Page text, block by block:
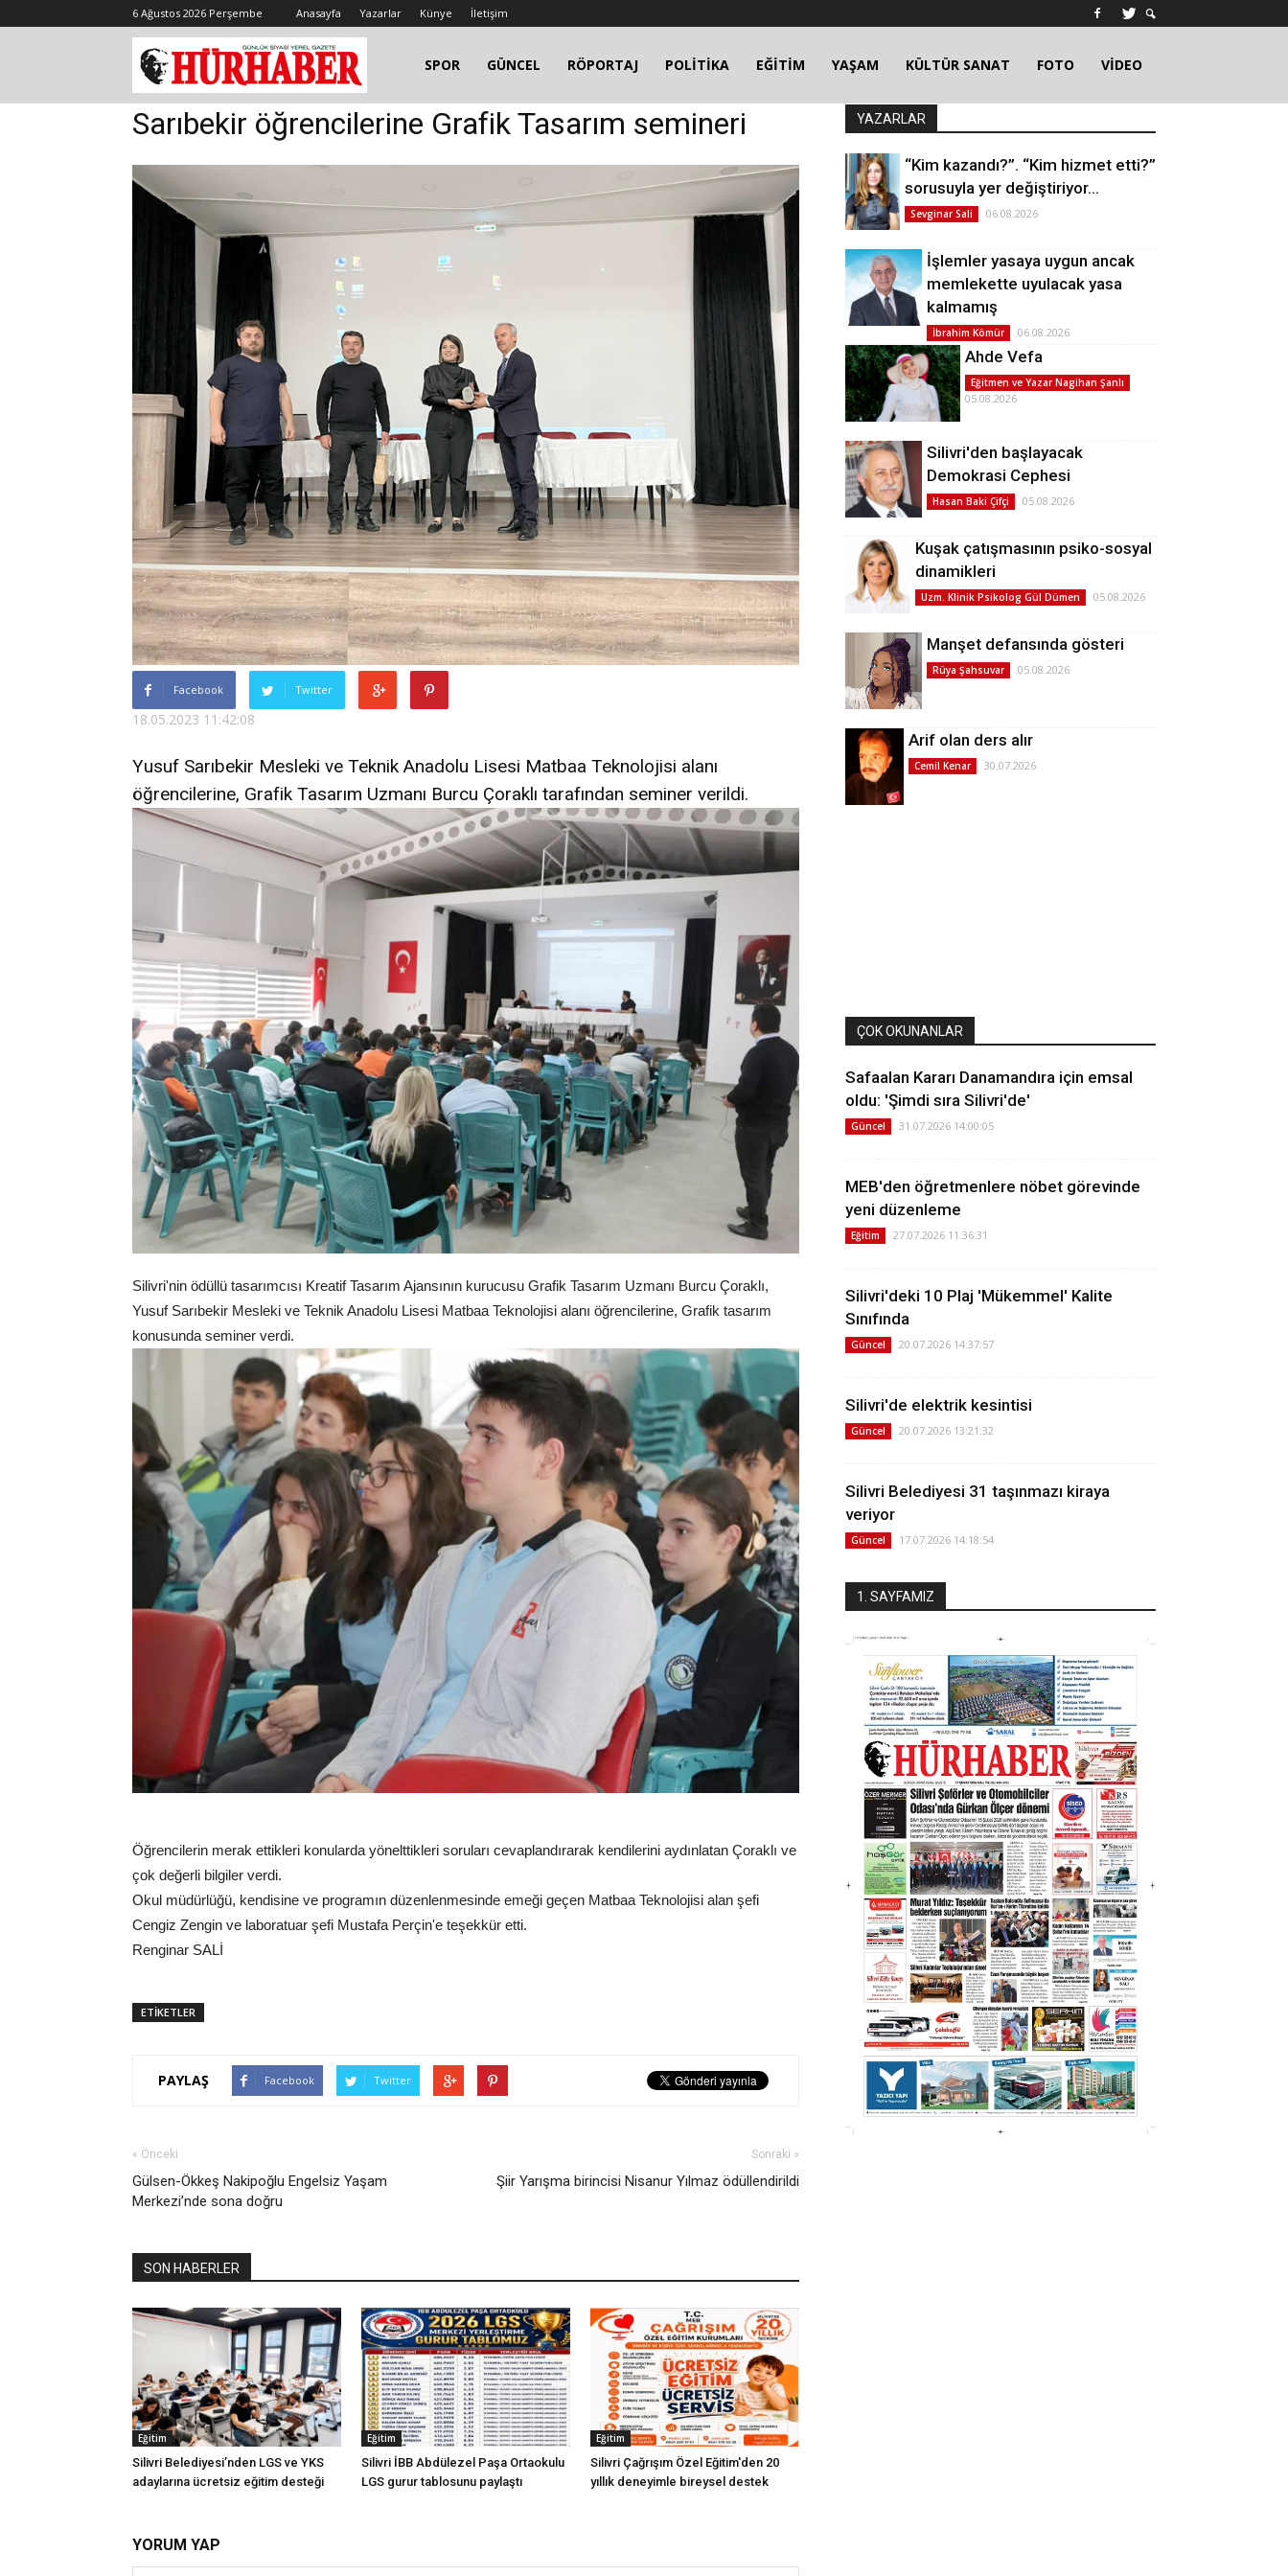
6 Ağustos 2026 Perşembe Anasayfa Yazarlar Künye İletişim
SPOR GÜNCEL RÖPORTAJ POLİTİKA EĞİTİM YAŞAM KÜLTÜR SANAT FOTO VİDEO
Sarıbekir öğrencilerine Grafik Tasarım semineri
Facebook Twitter
18.05.2023 11:42:08
Yusuf Sarıbekir Mesleki ve Teknik Anadolu Lisesi Matbaa Teknolojisi alanı
öğrencilerine, Grafik Tasarım Uzmanı Burcu Çoraklı tarafından seminer verildi.
Silivri'nin ödüllü tasarımcısı Kreatif Tasarım Ajansının kurucusu Grafik Tasarım Uzmanı Burcu Çoraklı,
Yusuf Sarıbekir Mesleki ve Teknik Anadolu Lisesi Matbaa Teknolojisi alanı öğrencilerine, Grafik tasarım
konusunda seminer verdi.
Öğrencilerin merak ettikleri konularda yönelttikleri soruları cevaplandırarak kendilerini aydınlatan Çoraklı ve
çok değerli bilgiler verdi.
Okul müdürlüğü, kendisine ve programın düzenlenmesinde emeği geçen Matbaa Teknolojisi alan şefi
Cengiz Zengin ve laboratuar şefi Mustafa Perçin'e teşekkür etti.
Renginar SALİ
ETİKETLER
PAYLAŞ Facebook Twitter
« Önceki
Gülsen-Ökkeş Nakipoğlu Engelsiz Yaşam
Merkezi’nde sona doğru
Sonraki »
Şiir Yarışma birincisi Nisanur Yılmaz ödüllendirildi
SON HABERLER
Eğitim
Silivri Belediyesi’nden LGS ve YKS
adaylarına ücretsiz eğitim desteği
Eğitim
Silivri İBB Abdülezel Paşa Ortaokulu
LGS gurur tablosunu paylaştı
Eğitim
Silivri Çağrışım Özel Eğitim'den 20
yıllık deneyimle bireysel destek
YORUM YAP
YAZARLAR
“Kim kazandı?”. “Kim hizmet etti?”
sorusuyla yer değiştiriyor…
Sevginar Sali 06.08.2026
İşlemler yasaya uygun ancak
memlekette uyulacak yasa
kalmamış
İbrahim Kömür 06.08.2026
Ahde Vefa
Eğitmen ve Yazar Nagihan Şanlı
05.08.2026
Silivri'den başlayacak
Demokrasi Cephesi
Hasan Baki Çifçi 05.08.2026
Kuşak çatışmasının psiko-sosyal
dinamikleri
Uzm. Klinik Psikolog Gül Dümen 05.08.2026
Manşet defansında gösteri
Rüya Şahsuvar 05.08.2026
Arif olan ders alır
Cemil Kenar 30.07.2026
ÇOK OKUNANLAR
Safaalan Kararı Danamandıra için emsal
oldu: 'Şimdi sıra Silivri'de'
Güncel 31.07.2026 14:00:05
MEB'den öğretmenlere nöbet görevinde
yeni düzenleme
Eğitim 27.07.2026 11:36:31
Silivri'deki 10 Plaj 'Mükemmel' Kalite
Sınıfında
Güncel 20.07.2026 14:37:57
Silivri'de elektrik kesintisi
Güncel 20.07.2026 13:21:32
Silivri Belediyesi 31 taşınmazı kiraya
veriyor
Güncel 17.07.2026 14:18:54
1. SAYFAMIZ